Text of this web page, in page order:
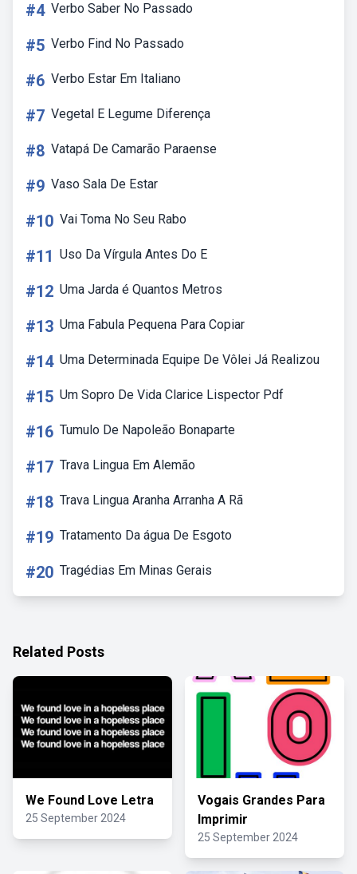
#4 Verbo Saber No Passado
#5 Verbo Find No Passado
#6 Verbo Estar Em Italiano
#7 Vegetal E Legume Diferença
#8 Vatapá De Camarão Paraense
#9 Vaso Sala De Estar
#10 Vai Toma No Seu Rabo
#11 Uso Da Vírgula Antes Do E
#12 Uma Jarda é Quantos Metros
#13 Uma Fabula Pequena Para Copiar
#14 Uma Determinada Equipe De Vôlei Já Realizou
#15 Um Sopro De Vida Clarice Lispector Pdf
#16 Tumulo De Napoleão Bonaparte
#17 Trava Lingua Em Alemão
#18 Trava Lingua Aranha Arranha A Rã
#19 Tratamento Da água De Esgoto
#20 Tragédias Em Minas Gerais
Related Posts
We Found Love Letra
25 September 2024
Vogais Grandes Para
Imprimir
25 September 2024